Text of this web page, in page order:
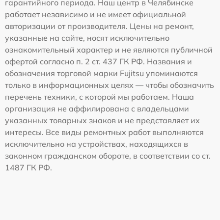
гарантийного периода. Наш центр в Челябинске
работает независимо и не имеет официальной
авторизации от производителя. Цены на ремонт,
указанные на сайте, носят исключительно
ознакомительный характер и не являются публичной
офертой согласно п. 2 ст. 437 ГК РФ. Названия и
обозначения торговой марки Fujitsu упоминаются
только в информационных целях — чтобы обозначить
перечень техники, с которой мы работаем. Наша
организация не аффилирована с владельцами
указанных товарных знаков и не представляет их
интересы. Все виды ремонтных работ выполняются
исключительно на устройствах, находящихся в
законном гражданском обороте, в соответствии со ст.
1487 ГК РФ.